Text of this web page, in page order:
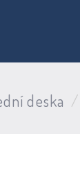
deska